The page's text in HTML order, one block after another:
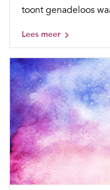
toont genadeloos
Lees meer